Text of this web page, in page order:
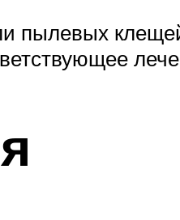
пылевых